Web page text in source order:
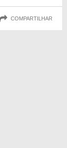
COMPARTILHAR